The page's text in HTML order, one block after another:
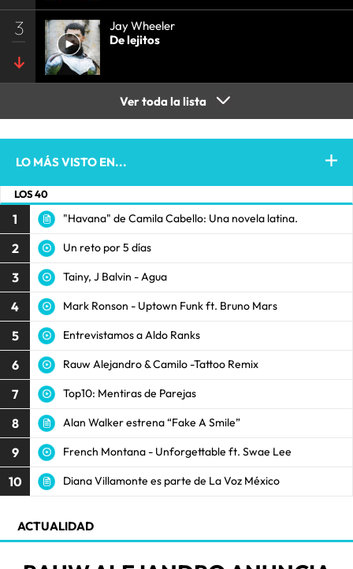
3
Jay Wheeler
De lejitos
Ver toda la lista
LO MÁS VISTO EN...
LOS 40
1 "Havana" de Camila Cabello: Una novela latina.
2 Un reto por 5 días
3 Tainy, J Balvin - Agua
4 Mark Ronson - Uptown Funk ft. Bruno Mars
5 Entrevistamos a Aldo Ranks
6 Rauw Alejandro & Camilo -Tattoo Remix
7 Top10: Mentiras de Parejas
8 Alan Walker estrena “Fake A Smile”
9 French Montana - Unforgettable ft. Swae Lee
10 Diana Villamonte es parte de La Voz México
ACTUALIDAD